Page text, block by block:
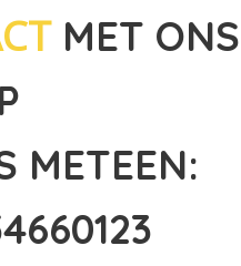
MET ONS
METEEN: